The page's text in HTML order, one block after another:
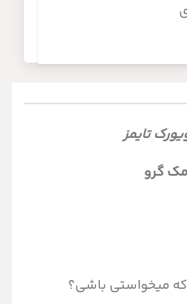
تایمز
مک گرو
میخواستی باشی؟